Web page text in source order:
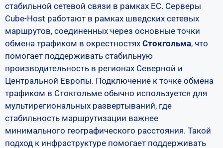
стабильной сетевой связи в рамках ЕС. Серверы
Cube-Host работают в рамках шведских сетевых
маршрутов, соединенных через основные точки
обмена трафиком в окрестностях Стокгольма, что
помогает поддерживать стабильную
производительность в регионах Северной и
Центральной Европы. Подключение к точке обмена
трафиком в Стокгольме обычно используется для
мультирегиональных развертываний, где
стабильность маршрутизации важнее
минимального географического расстояния. Такой
подход к инфраструктуре помогает поддерживать